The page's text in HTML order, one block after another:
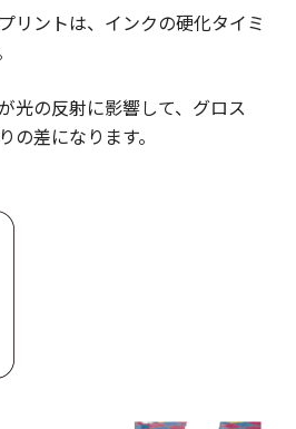
リントは、インクの硬化タイミ
光の反射に影響して、グロス
の差になります。